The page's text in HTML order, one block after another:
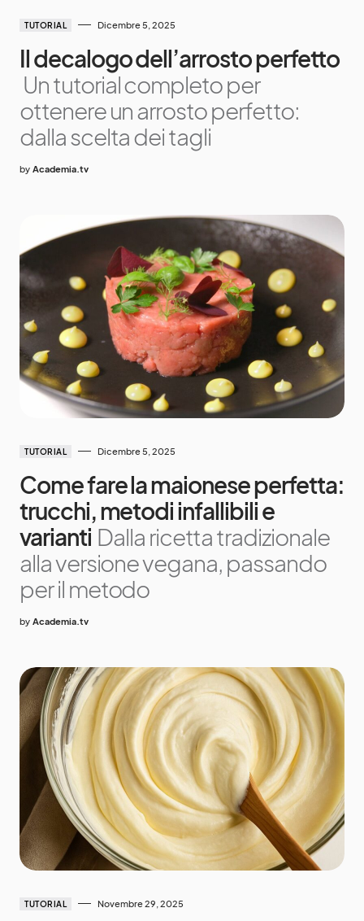
TUTORIAL Dicembre 5, 2025
Il decalogo dell’arrosto perfetto
Un tutorial completo per
ottenere un arrosto perfetto:
dalla scelta dei tagli
by Academia.tv
TUTORIAL Dicembre 5, 2025
Come fare la maionese perfetta:
trucchi, metodi infallibili e
varianti Dalla ricetta tradizionale
alla versione vegana, passando
per il metodo
by Academia.tv
TUTORIAL Novembre 29, 2025